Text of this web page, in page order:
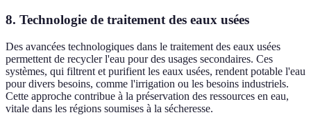
8. Technologie de traitement des eaux usées
Des avancées technologiques dans le traitement des eaux usées
permettent de recycler l'eau pour des usages secondaires. Ces
systèmes, qui filtrent et purifient les eaux usées, rendent potable l'eau
pour divers besoins, comme l'irrigation ou les besoins industriels.
Cette approche contribue à la préservation des ressources en eau,
vitale dans les régions soumises à la sécheresse.